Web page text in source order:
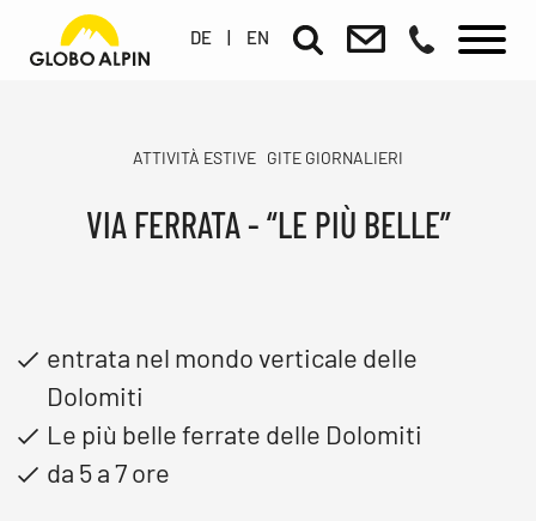
DE | EN
ATTIVITÀ ESTIVE GITE GIORNALIERI
VIA FERRATA - “LE PIÙ BELLE”
entrata nel mondo verticale delle
Dolomiti
Le più belle ferrate delle Dolomiti
da 5 a 7 ore